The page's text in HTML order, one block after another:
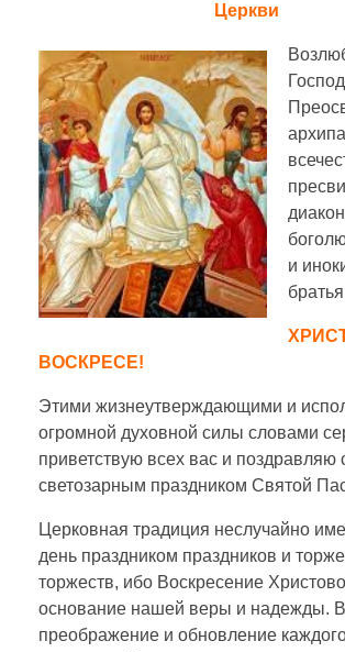
Церкви
и
ВОСКРЕСЕ!
Этими жизнеутверждающими и
огромной духовной силы словами
приветствую всех вас и поздравляю
светозарным праздником Святой
Церковная традиция неслучайно
день праздником праздников и
торжеств, ибо Воскресение
основание нашей веры и надежды.
преображение и обновление